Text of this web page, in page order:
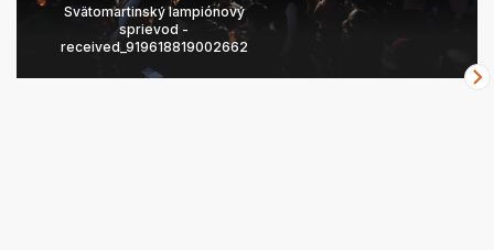
Svätomartinský lampiónový
sprievod -
received_919618819002662